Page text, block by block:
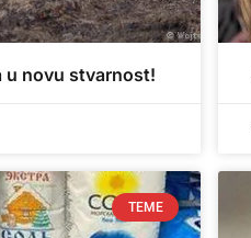
u novu stvarnost!
TEME